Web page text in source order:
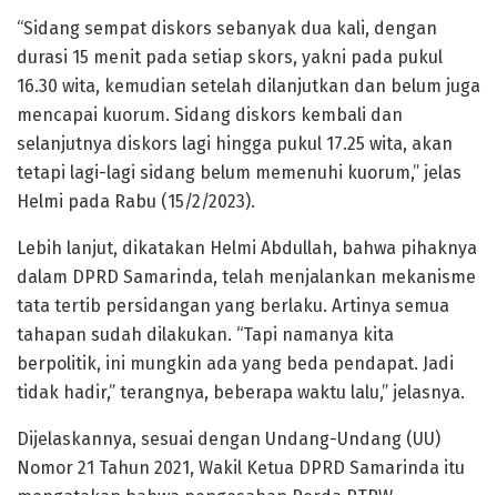
“Sidang sempat diskors sebanyak dua kali, dengan
durasi 15 menit pada setiap skors, yakni pada pukul
16.30 wita, kemudian setelah dilanjutkan dan belum juga
mencapai kuorum. Sidang diskors kembali dan
selanjutnya diskors lagi hingga pukul 17.25 wita, akan
tetapi lagi-lagi sidang belum memenuhi kuorum,” jelas
Helmi pada Rabu (15/2/2023).
Lebih lanjut, dikatakan Helmi Abdullah, bahwa pihaknya
dalam DPRD Samarinda, telah menjalankan mekanisme
tata tertib persidangan yang berlaku. Artinya semua
tahapan sudah dilakukan. “Tapi namanya kita
berpolitik, ini mungkin ada yang beda pendapat. Jadi
tidak hadir,” terangnya, beberapa waktu lalu,” jelasnya.
Dijelaskannya, sesuai dengan Undang-Undang (UU)
Nomor 21 Tahun 2021, Wakil Ketua DPRD Samarinda itu